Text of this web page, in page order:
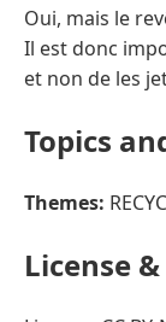
Oui, mais le
Il est donc
et non de les
Topics
Themes:
License